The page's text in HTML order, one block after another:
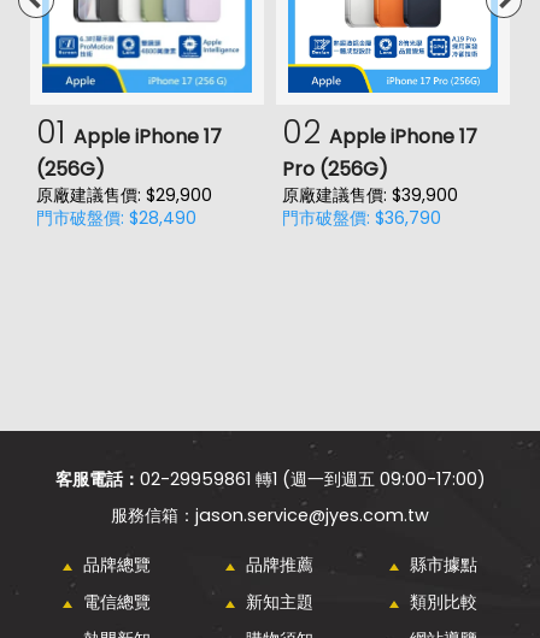
01 Apple iPhone 17
(256G)
原廠建議售價: $29,900
門市破盤價: $28,490
02 Apple iPhone 17
Pro (256G)
原廠建議售價: $39,900
門市破盤價: $36,790
客服電話： 02-29959861 轉1 (週一到週五 09:00-17:00)
jason.service@jyes.com.tw
品牌總覽 品牌推薦
縣市據點
電信總覽
新知主題
類別比較